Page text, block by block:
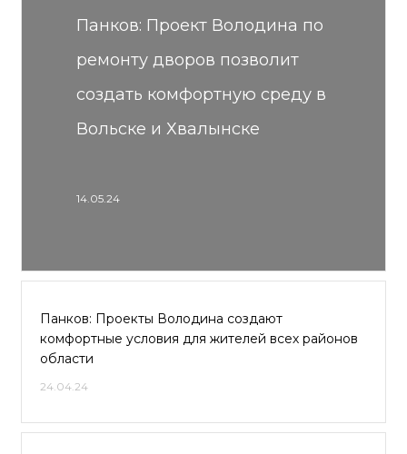
Панков: Проект Володина по
ремонту дворов позволит
создать комфортную среду в
Вольске и Хвалынске
14.05.24
Панков: Проекты Володина создают
комфортные условия для жителей всех районов
области
24.04.24